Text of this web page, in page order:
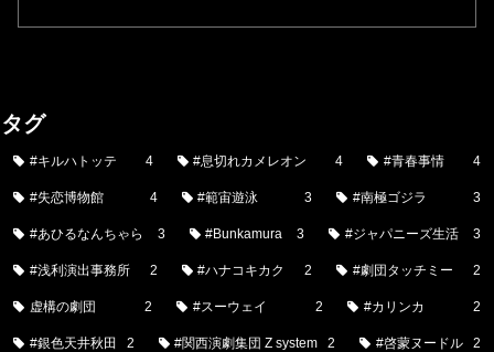
タグ
#キルハトッテ 4 #息切れカメレオン 4 #青春事情 4
#失恋博物館 4 #範宙遊泳 3 #南極ゴジラ 3
#あひるなんちゃら 3 #Bunkamura 3 #ジャパニーズ生活 3
#浅利演出事務所 2 #ハナコキカク 2 #劇団タッチミー 2
虚構の劇団 2 #スーウェイ 2 #カリンカ 2
#銀色天井秋田 2 #関西演劇集団 Z system 2 #啓蒙ヌードル 2